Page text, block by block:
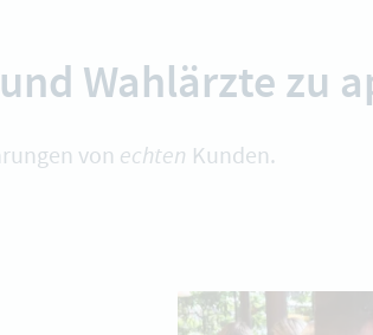
Wahlärzte zu
von echten Kunden.